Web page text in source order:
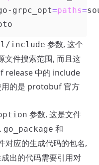
grpc_opt=paths=
include 参数, 这个
件搜索范围, 而且这
release 中的 include
用的是 protobuf 官方
参数, 这是文件
go_package 和
对应的生成代码的包名,
出的代码需要引用对